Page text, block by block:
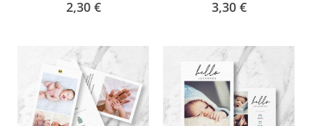
2,30 € 3,30 €